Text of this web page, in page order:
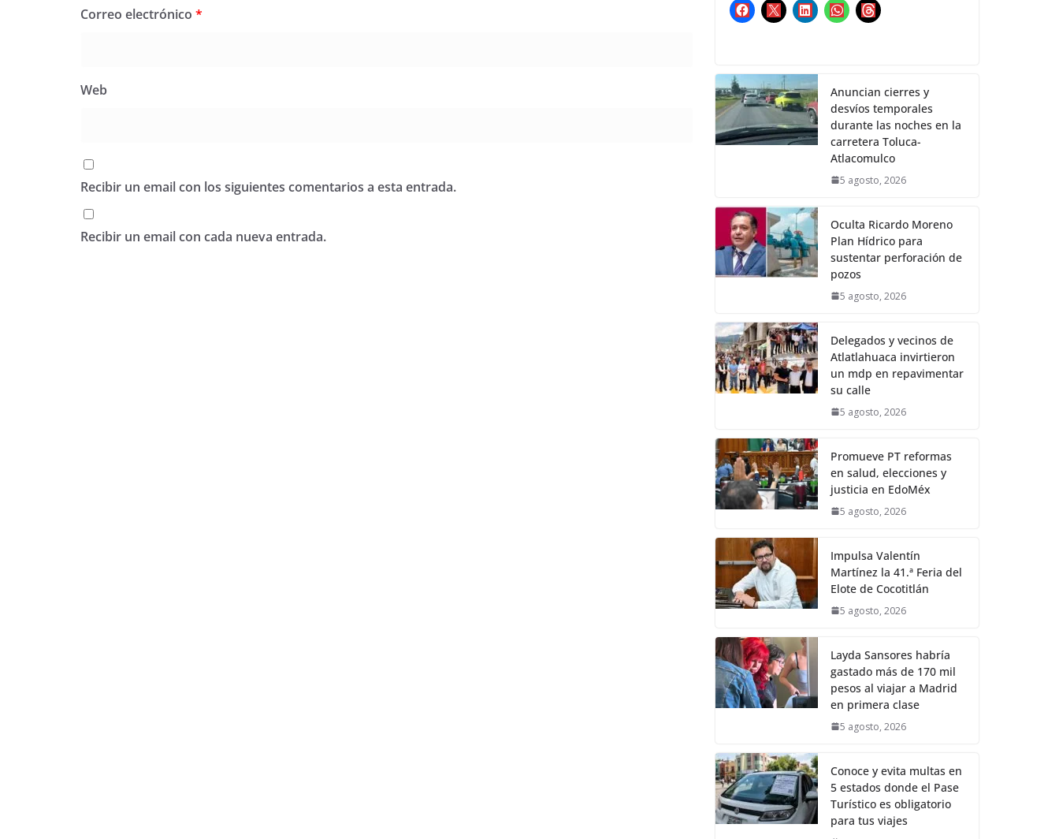
Correo electrónico *
Web
Recibir un email con los siguientes comentarios a esta entrada.
Recibir un email con cada nueva entrada.
Anuncian cierres y
desvíos temporales
durante las noches en la
carretera Toluca-
Atlacomulco
5 agosto, 2026
Oculta Ricardo Moreno
Plan Hídrico para
sustentar perforación de
pozos
5 agosto, 2026
Delegados y vecinos de
Atlatlahuaca invirtieron
un mdp en repavimentar
su calle
5 agosto, 2026
Promueve PT reformas
en salud, elecciones y
justicia en EdoMéx
5 agosto, 2026
Impulsa Valentín
Martínez la 41.ª Feria del
Elote de Cocotitlán
5 agosto, 2026
Layda Sansores habría
gastado más de 170 mil
pesos al viajar a Madrid
en primera clase
5 agosto, 2026
Conoce y evita multas en
5 estados donde el Pase
Turístico es obligatorio
para tus viajes